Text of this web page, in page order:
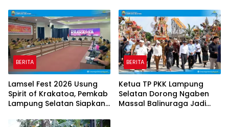
Pertanahan
BERITA
Lamsel Fest 2026 Usung
Spirit of Krakatoa, Pemkab
Lampung Selatan Siapkan
BERITA
Ketua TP PKK Lampung
Selatan Dorong Ngaben
Massal Balinuraga Jadi